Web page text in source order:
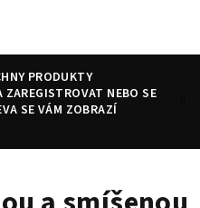
PRODUKTY
ZAREGISTROVAT NEBO SE
SE VÁM ZOBRAZÍ
HledatPřihlášeníNákupní
košík